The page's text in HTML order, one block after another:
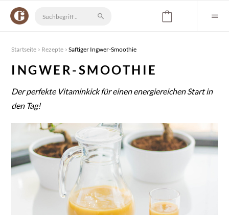
Startseite Rezepte Saftiger Ingwer-Smoothie
INGWER-SMOOTHIE
Der perfekte Vitaminkick für einen energiereichen Start in
den Tag!